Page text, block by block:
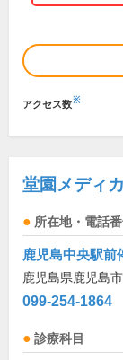
アクセス数※
堂園メディ
所在地・電話
鹿児島中央駅前
鹿児島県鹿児島
099-254-1864
診療科目